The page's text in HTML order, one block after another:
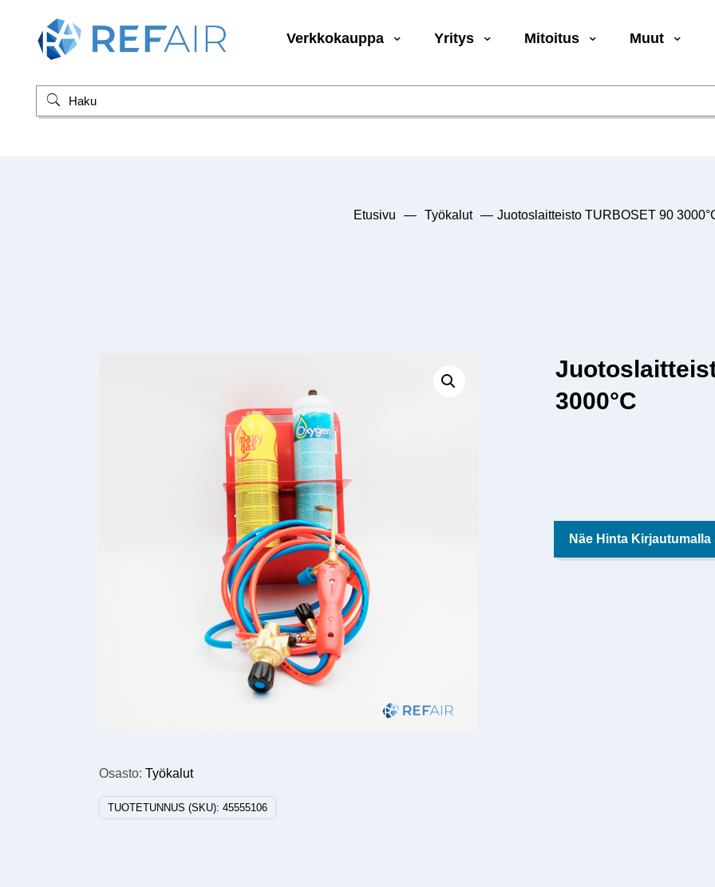
Verkkokauppa Yritys Mitoitus Muut
Etusivu — Työkalut — Juotoslaitteisto TURBOSET 90
Osasto:Työkalut
TUOTETUNNUS (SKU):45555106
3000°C
Näe Hinta Kirjautumalla